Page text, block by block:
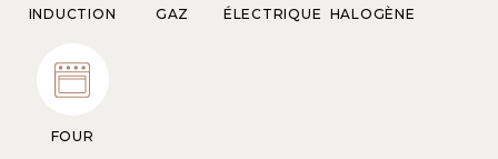
INDUCTION GAZ ÉLECTRIQUE HALOGÈNE
FOUR